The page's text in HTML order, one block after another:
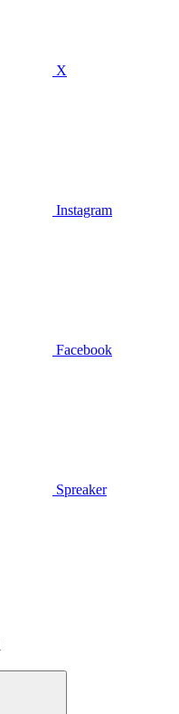
X
Instagram
Facebook
Spreaker